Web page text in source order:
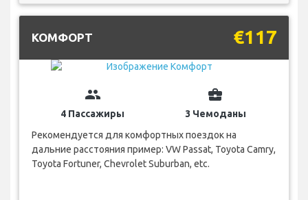
КОМФОРТ €117
group
4 Пассажиры
business_center
3 Чемоданы
Рекомендуется для комфортных поездок на
дальние расстояния пример: VW Passat, Toyota Camry,
Toyota Fortuner, Chevrolet Suburban, etc.